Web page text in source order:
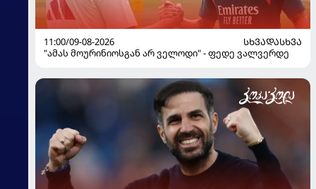
11:00/09-08-2026
ᲡᲮᲕᲐᲓᲐᲡᲮᲕᲐ
"ამას მოურინიოსგან არ ველოდი" - ფედე ვალვერდე